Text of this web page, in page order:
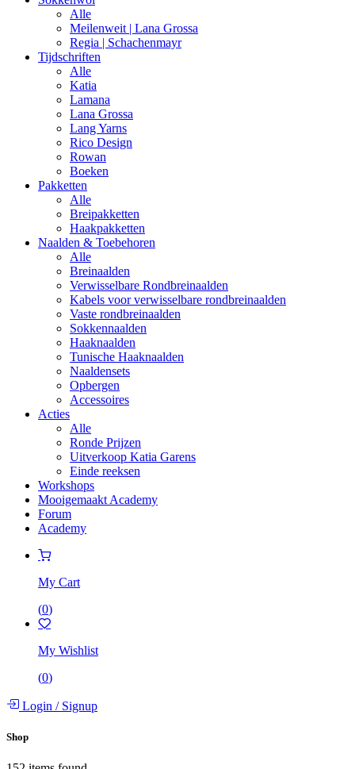
Alle
Meilenweit | Lana Grossa
Regia | Schachenmayr
Tijdschriften
Alle
Katia
Lamana
Lana Grossa
Lang Yarns
Rico Design
Rowan
Boeken
Pakketten
Alle
Breipakketten
Haakpakketten
Naalden & Toebehoren
Alle
Breinaalden
Verwisselbare Rondbreinaalden
Kabels voor verwisselbare rondbreinaalden
Vaste rondbreinaalden
Sokkennaalden
Haaknaalden
Tunische Haaknaalden
Naaldensets
Opbergen
Accessoires
Acties
Alle
Ronde Prijzen
Uitverkoop Katia Garens
Einde reeksen
Workshops
Mooigemaakt Academy
Forum
Academy
My Cart
(0)
My Wishlist
(0)
Login /Signup
Shop